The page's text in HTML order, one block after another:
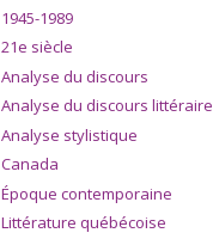
1945-1989
21e siècle
Analyse du discours
Analyse du discours littéraire
Analyse stylistique
Canada
Époque contemporaine
Littérature québécoise